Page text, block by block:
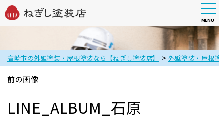
main
content
MENU
高崎市の外壁塗装・屋根塗装なら【ねぎし塗装店】 > 外壁塗装・屋根
前の画像
LINE_ALBUM_石原